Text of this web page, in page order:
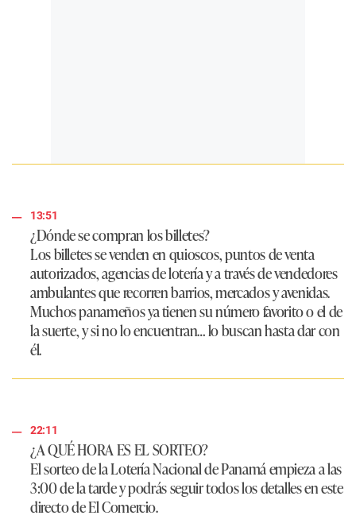
13:51
¿Dónde se compran los billetes?
Los billetes se venden en quioscos, puntos de venta
autorizados, agencias de lotería y a través de vendedores
ambulantes que recorren barrios, mercados y avenidas.
Muchos panameños ya tienen su número favorito o el de
la suerte, y si no lo encuentran… lo buscan hasta dar con
él.
22:11
¿A QUÉ HORA ES EL SORTEO?
El sorteo de la Lotería Nacional de Panamá empieza a las
3:00 de la tarde y podrás seguir todos los detalles en este
directo de El Comercio.